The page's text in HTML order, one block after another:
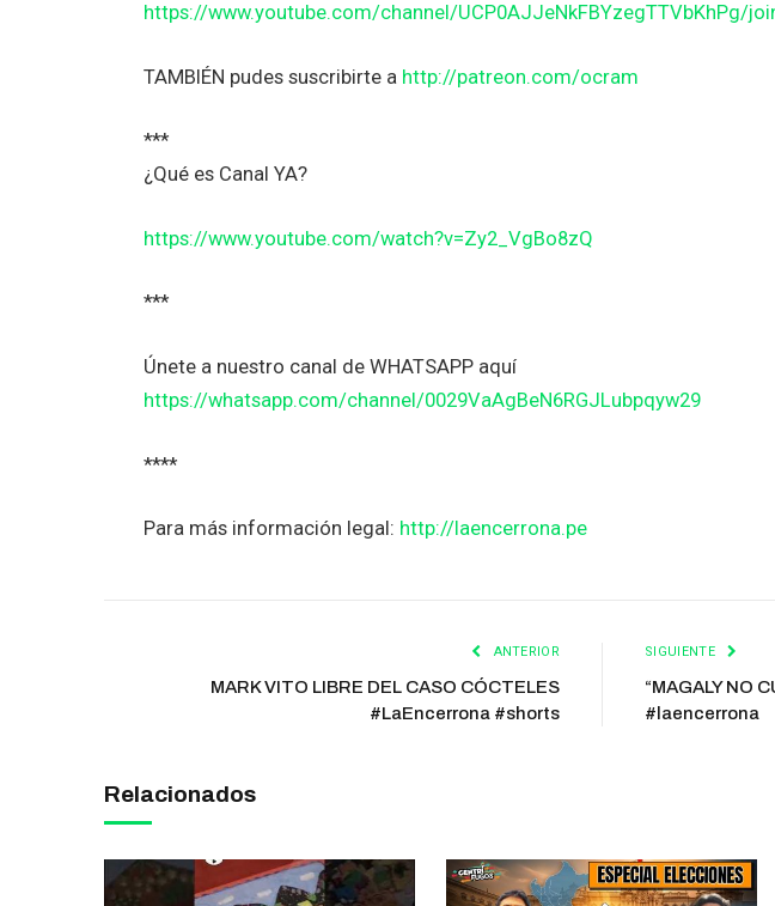
https://www.youtube.com/channel/UCP0AJJeNkFBYzegTTVbKhPg/
TAMBIÉN pudes suscribirte a http://patreon.com/ocram
***
¿Qué es Canal YA?
https://www.youtube.com/watch?v=Zy2_VgBo8zQ
***
Únete a nuestro canal de WHATSAPP aquí
https://whatsapp.com/channel/0029VaAgBeN6RGJLubpqyw29
****
Para más información legal: http://laencerrona.pe
ANTERIOR
MARK VITO LIBRE DEL CASO CÓCTELES
#LaEncerrona #shorts
SIGUIENTE
“MAGALY NO
#laencerrona
Relacionados